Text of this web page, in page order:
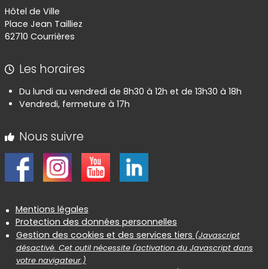
Hôtel de Ville
Place Jean Tailliez
62710 Courrières
Les horaires
Du lundi au vendredi de 8h30 à 12h et de 13h30 à 18h
Vendredi, fermeture à 17h
Nous suivre
Informations réglementaires
Mentions légales
Protection des données personnelles
Gestion des cookies et des services tiers (Javascript
désactivé. Cet outil nécessite l'activation du Javascript dans
votre navigateur.)